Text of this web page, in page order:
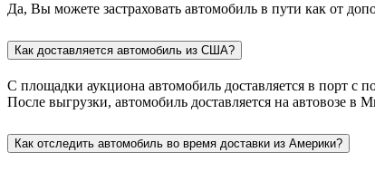
Да, Вы можете застраховать автомобиль в пути как от
Как доставляется автомобиль из США?
С площадки аукциона автомобиль доставляется в порт с
После выгрузки, автомобиль доставляется на автовозе в
Как отследить автомобиль во время доставки из Америки?